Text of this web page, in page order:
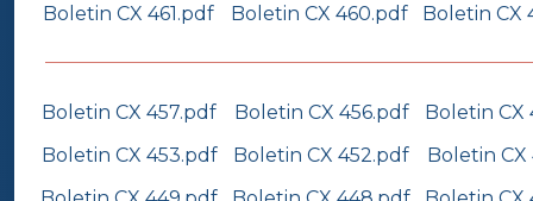
Boletin CX 461.pdf
Boletin CX 460.pdf Boletin CX
Boletin CX 457.pdf Boletin CX 456.pdf
Boletin CX
Boletin CX 453.pdf
Boletin CX 452.pdf
Boletin CX